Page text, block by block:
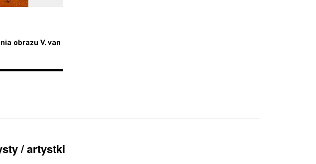
obrazu V. van
/ artystki